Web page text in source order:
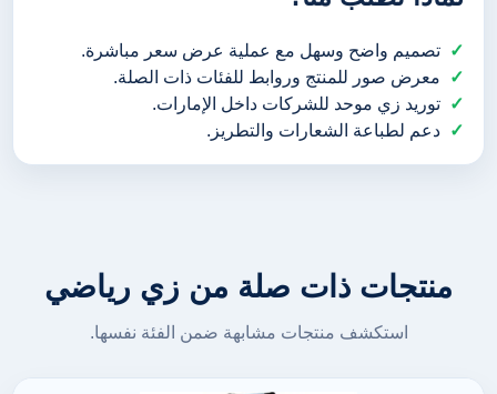
تصميم واضح وسهل مع عملية عرض سعر مباشرة.
معرض صور للمنتج وروابط للفئات ذات الصلة.
توريد زي موحد للشركات داخل الإمارات.
دعم لطباعة الشعارات والتطريز.
منتجات ذات صلة من زي رياضي
استكشف منتجات مشابهة ضمن الفئة نفسها.